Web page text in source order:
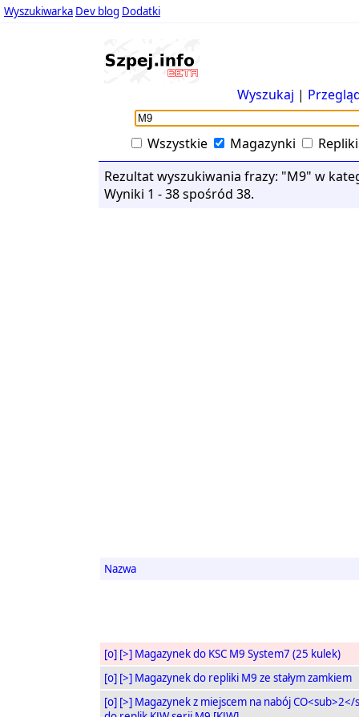
Wyszukiwarka Dev blog Dodatki
Wyszukaj |
Wszystkie Magazynki
Repliki
Rezultat wyszukiwania frazy: "M9" w
Wyniki 1 - 38 spośród 38.
Nazwa
[o] [>] Magazynek do KSC M9 System7 (25 kulek)
[o] [>] Magazynek do repliki M9 ze stałym zamkiem
[o] [>] Magazynek z miejscem na nabój CO<sub>2</